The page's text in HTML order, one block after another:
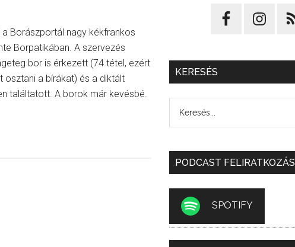
Borászportál nagy kékfrankos
Borpatikában. A szervezés
bor is érkezett (74 tétel, ezért
osztani a bírákat) és a diktált
találtatott. A borok már kevésbé.
KERESÉS
PODCAST FELIRATKOZÁS
SPOTIFY